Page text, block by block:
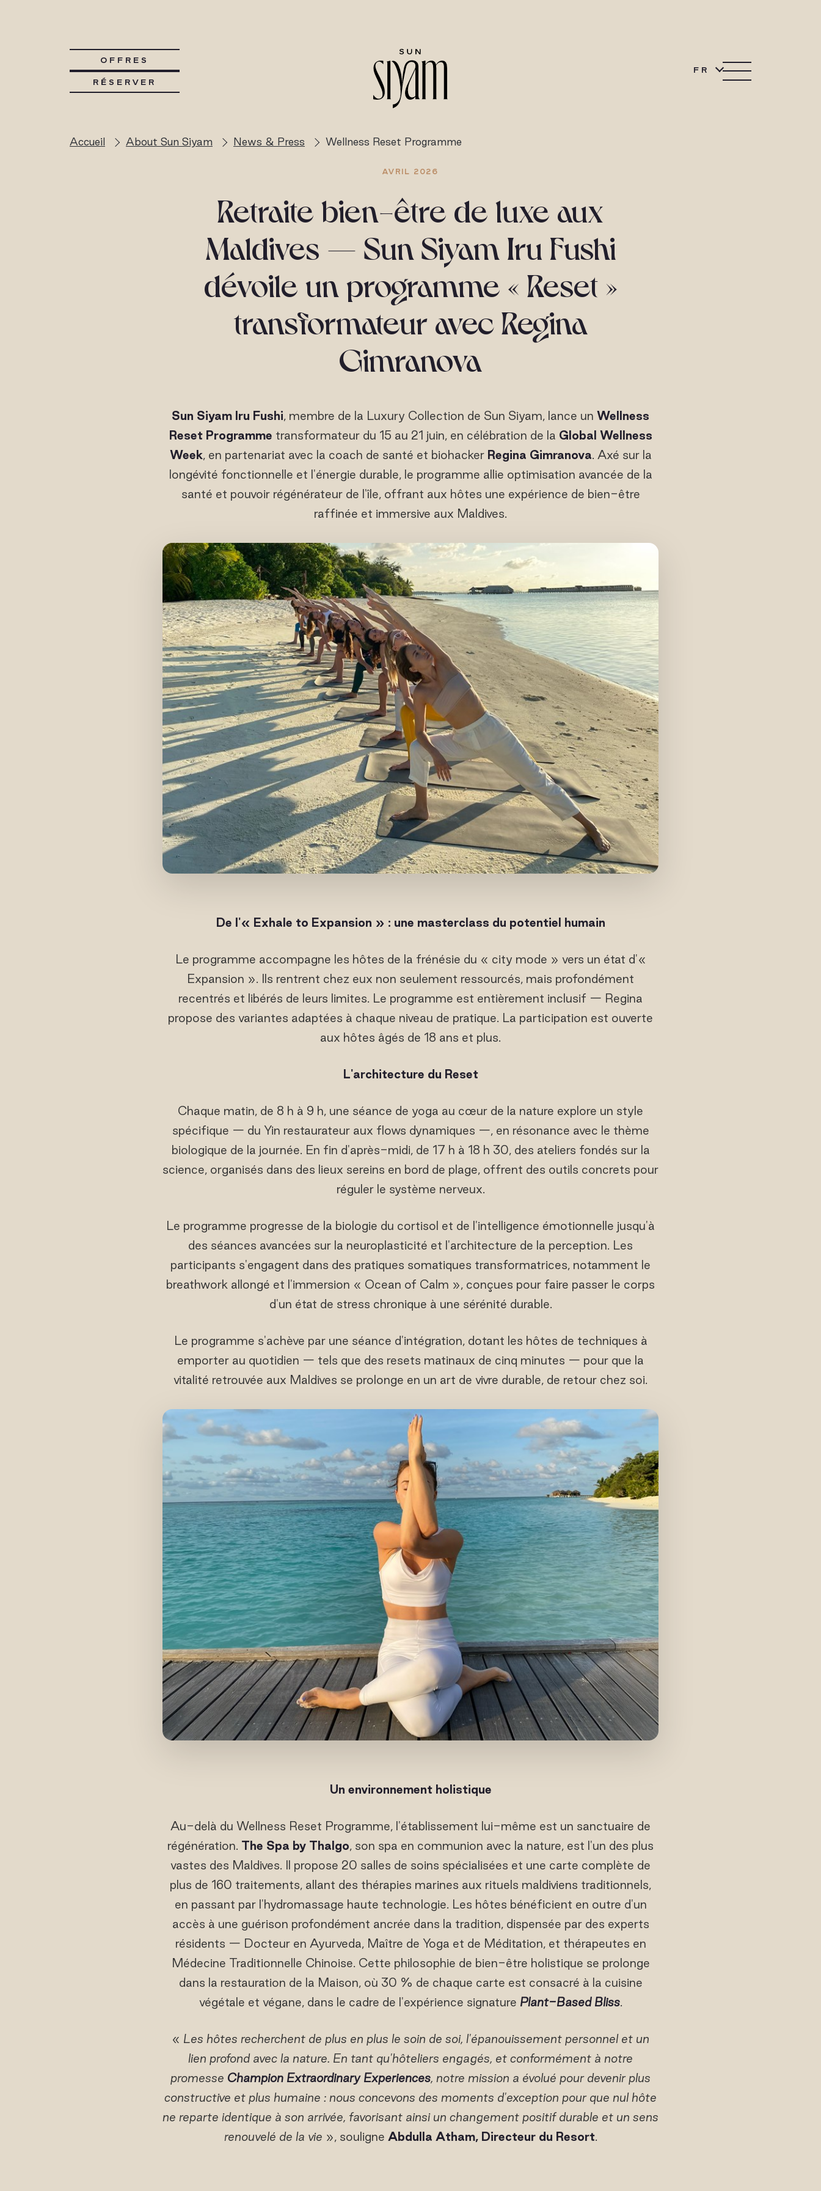
OFFRES
RÉSERVER
FR
Accueil About Sun Siyam News & Press Wellness Reset Programme
AVRIL 2026
Retraite bien-être de luxe aux
Maldives — Sun Siyam Iru Fushi
dévoile un programme « Reset »
transformateur avec Regina
Gimranova
Sun Siyam Iru Fushi, membre de la Luxury Collection de Sun Siyam, lance un Wellness
Reset Programme transformateur du 15 au 21 juin, en célébration de la Global Wellness
Week, en partenariat avec la coach de santé et biohacker Regina Gimranova. Axé sur la
longévité fonctionnelle et l'énergie durable, le programme allie optimisation avancée de la
santé et pouvoir régénérateur de l'île, offrant aux hôtes une expérience de bien-être
raffinée et immersive aux Maldives.
De l'« Exhale to Expansion » : une masterclass du potentiel humain
Le programme accompagne les hôtes de la frénésie du « city mode » vers un état d'«
Expansion ». Ils rentrent chez eux non seulement ressourcés, mais profondément
recentrés et libérés de leurs limites. Le programme est entièrement inclusif — Regina
propose des variantes adaptées à chaque niveau de pratique. La participation est ouverte
aux hôtes âgés de 18 ans et plus.
L'architecture du Reset
Chaque matin, de 8 h à 9 h, une séance de yoga au cœur de la nature explore un style
spécifique — du Yin restaurateur aux flows dynamiques —, en résonance avec le thème
biologique de la journée. En fin d'après-midi, de 17 h à 18 h 30, des ateliers fondés sur la
science, organisés dans des lieux sereins en bord de plage, offrent des outils concrets pour
réguler le système nerveux.
Le programme progresse de la biologie du cortisol et de l'intelligence émotionnelle jusqu'à
des séances avancées sur la neuroplasticité et l'architecture de la perception. Les
participants s'engagent dans des pratiques somatiques transformatrices, notamment le
breathwork allongé et l'immersion « Ocean of Calm », conçues pour faire passer le corps
d'un état de stress chronique à une sérénité durable.
Le programme s'achève par une séance d'intégration, dotant les hôtes de techniques à
emporter au quotidien — tels que des resets matinaux de cinq minutes — pour que la
vitalité retrouvée aux Maldives se prolonge en un art de vivre durable, de retour chez soi.
Un environnement holistique
Au-delà du Wellness Reset Programme, l'établissement lui-même est un sanctuaire de
régénération. The Spa by Thalgo, son spa en communion avec la nature, est l'un des plus
vastes des Maldives. Il propose 20 salles de soins spécialisées et une carte complète de
plus de 160 traitements, allant des thérapies marines aux rituels maldiviens traditionnels,
en passant par l'hydromassage haute technologie. Les hôtes bénéficient en outre d'un
accès à une guérison profondément ancrée dans la tradition, dispensée par des experts
résidents — Docteur en Ayurveda, Maître de Yoga et de Méditation, et thérapeutes en
Médecine Traditionnelle Chinoise. Cette philosophie de bien-être holistique se prolonge
dans la restauration de la Maison, où 30 % de chaque carte est consacré à la cuisine
végétale et végane, dans le cadre de l'expérience signature Plant-Based Bliss.
« Les hôtes recherchent de plus en plus le soin de soi, l'épanouissement personnel et un
lien profond avec la nature. En tant qu'hôteliers engagés, et conformément à notre
promesse Champion Extraordinary Experiences, notre mission a évolué pour devenir plus
constructive et plus humaine : nous concevons des moments d'exception pour que nul hôte
ne reparte identique à son arrivée, favorisant ainsi un changement positif durable et un sens
renouvelé de la vie », souligne Abdulla Atham, Directeur du Resort.